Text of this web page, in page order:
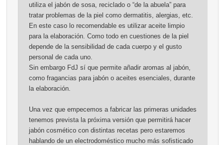
utiliza el jabón de sosa, reciclado o “de la abuela” para
tratar problemas de la piel como dermatitis, alergias, etc.
En este caso lo recomendable es utilizar aceite limpio
para la elaboración. Como todo en cuestiones de la piel
depende de la sensibilidad de cada cuerpo y el gusto
personal de cada uno.
Sin embargo FdJ sí que permite añadir aromas al jabón,
como fragancias para jabón o aceites esenciales, durante
la elaboración.
Una vez que empecemos a fabricar las primeras unidades
tenemos prevista la próxima versión que permitirá hacer
jabón cosmético con distintas recetas pero estaremos
hablando de un electrodoméstico mucho más sofisticado